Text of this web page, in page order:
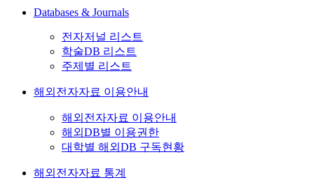
Databases & Journals
전자저널 리스트
학술DB 리스트
주제별 리스트
해외전자자료 이용안내
해외전자자료 이용안내
해외DB별 이용권한
대학별 해외DB 구독현황
해외전자자료 통계